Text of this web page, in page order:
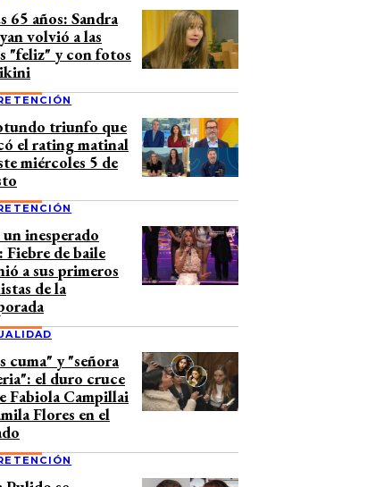
65 años: Sandra
volvió a las
"feliz" y con fotos
triunfo que
el rating matinal
miércoles 5 de
inesperado
Fiebre de baile
a sus primeros
de la
cuma" y "señora
el duro cruce
Fabiola Campillai
Flores en el